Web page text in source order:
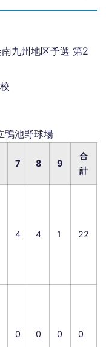
九州地区予選 第2
鴨池野球場
7 8 9
合
計
4 4 1 22
0 0 0 0